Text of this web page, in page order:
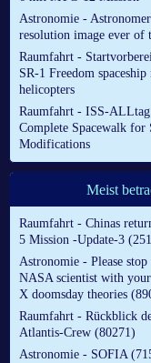
Astronomie -
resolution image ever of
Raumfahrt -
SR-1 Freedom
helicopters
Raumfahrt - ISS-
Complete Spacewalk for
Modifications
Meist
Raumfahrt - Chinas
5 Mission -Update-3
Astronomie - Please
NASA scientist with
X doomsday theories
Raumfahrt - Rückblick
Atlantis-Crew (80271)
Astronomie - SOFIA